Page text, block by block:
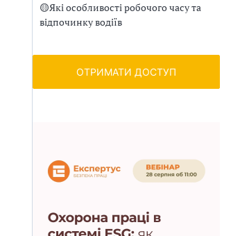
🟡Які особливості робочого часу та
відпочинку водіїв
ОТРИМАТИ ДОСТУП